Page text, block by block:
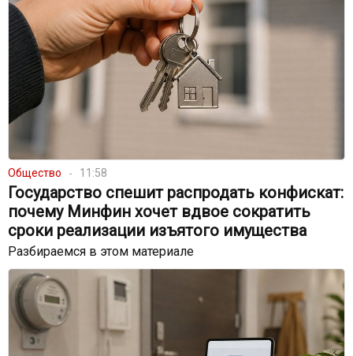
Общество 11:58
Государство спешит распродать конфискат:
почему Минфин хочет вдвое сократить
сроки реализации изъятого имущества
Разбираемся в этом материале